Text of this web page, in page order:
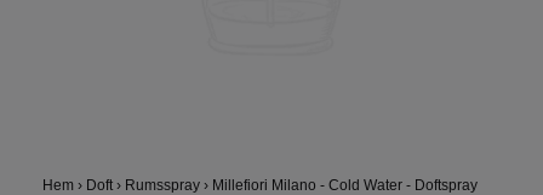
Hem › Doft › Rumsspray › Millefiori Milano - Cold Water - Doftspray